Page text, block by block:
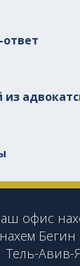
ответ
из
офис
Бегин
Тель-